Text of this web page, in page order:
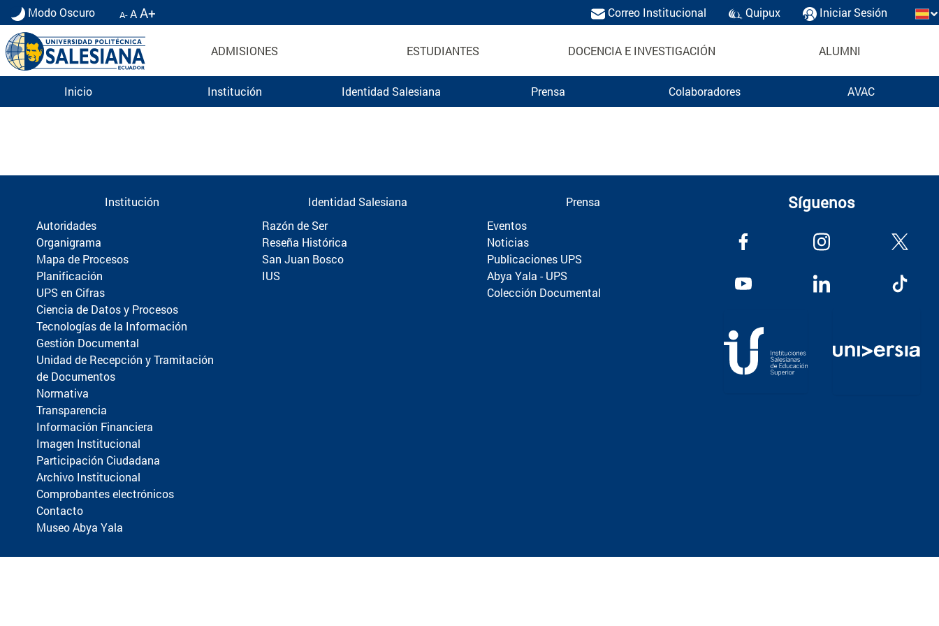
Modo Oscuro A-AA+ Correo Institucional Quipux Iniciar Sesión
ADMISIONES ESTUDIANTES DOCENCIA E INVESTIGACIÓN ALUMNI
Inicio Institución Identidad Salesiana Prensa Colaboradores AVAC
Información para Graduados UPS | Universidad Politécnica
Institución
Autoridades
Organigrama
Mapa de Procesos
Planificación
UPS en Cifras
Ciencia de Datos y Procesos
Tecnologías de la Información
Gestión Documental
Unidad de Recepción y Tramitación
de Documentos
Normativa
Transparencia
Información Financiera
Imagen Institucional
Participación Ciudadana
Archivo Institucional
Comprobantes electrónicos
Contacto
Museo Abya Yala
Identidad Salesiana
Razón de Ser
Reseña Histórica
San Juan Bosco
IUS
Prensa
Eventos
Noticias
Publicaciones UPS
Abya Yala - UPS
Colección Documental
Síguenos